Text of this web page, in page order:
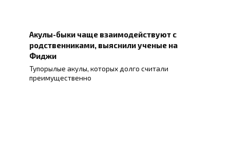
Акулы-быки чаще взаимодействуют с
родственниками, выяснили ученые на
Фиджи
Тупорылые акулы, которых долго считали
преимущественно